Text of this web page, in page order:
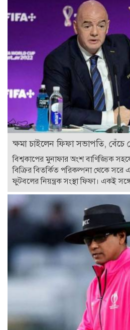
ক্ষমা চাইলেন ফিফা সভাপতি, বেঁচে
বিশ্বকাপের মুনাফার অংশ বাণিজ্যিক
বিক্রির বিতর্কিত পরিকল্পনা থেকে সরে
ফুটবলের নিয়ন্ত্রক সংস্থা ফিফা। একই